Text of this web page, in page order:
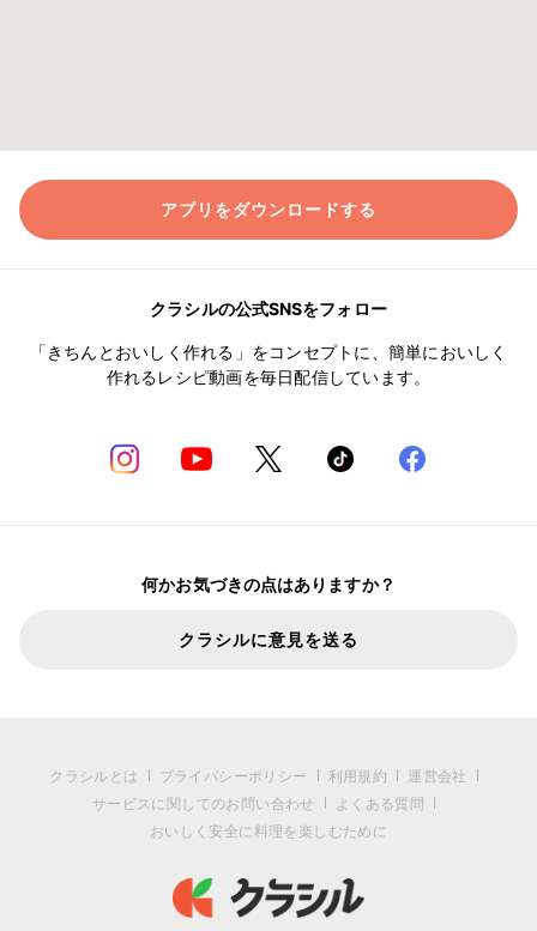
アプリをダウンロードする
クラシルの公式SNSをフォロー
「きちんとおいしく作れる」をコンセプトに、簡単においしく
作れるレシピ動画を毎日配信しています。
何かお気づきの点はありますか？
クラシルに意見を送る
クラシルとは プライバシーポリシー 利用規約
運営会社
サービスに関してのお問い合わせ
よくある質問
おいしく安全に料理を楽しむために